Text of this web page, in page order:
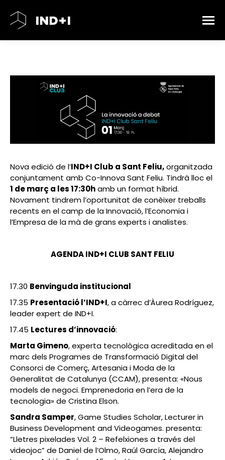
Nova edició de l’IND+I Club a Sant Feliu,organitzada
conjuntament amb Co-Innova Sant Feliu. Tindrà lloc el
1 de març a les 17:30hamb un format híbrid.
Novament tindrem l’oportunitat de conèixer treballs
recents en el camp de la Innovació, l’Economia i
l’Empresa de la mà de grans experts i analistes.
AGENDA IND+I CLUB SANT FELIU
17.30 Benvinguda institucional
17.35 Presentació l’IND+I, a càrrec d’Àurea Rodríguez,
leader expert de IND+I.
17.45 Lectures d’innovació:
Marta Gimeno, experta tecnològica acreditada en el
marc dels Programes de Transformació Digital del
Consorci de Comerç, Artesania i Moda de la
Generalitat de Catalunya (CCAM), presenta: «Nous
models de negoci. Emprenedoria en l’era de la
tecnologia» de Cristina Elson.
Sandra Samper, Game Studies Scholar, Lecturer in
Business Development and Videogames. presenta:
“Lletres pixelades Vol. 2 – Refelxiones a través del
videojoc” de Daniel de l’Olmo, Raúl García, Alejandro